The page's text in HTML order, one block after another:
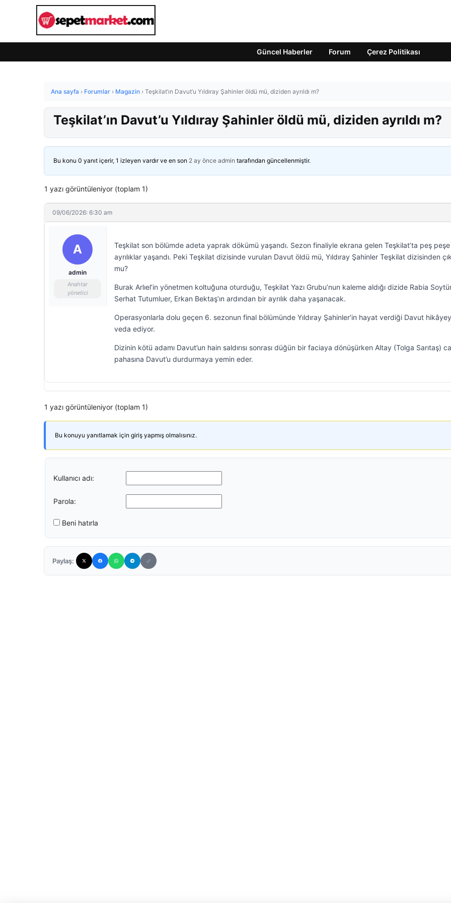
Güncel Haberler Forum Çerez Politikası
Ana sayfa › Forumlar › Magazin › Teşkilat’ın Davut’u Yıldıray Şahinler öldü mü, diziden ayrıldı m?
Teşkilat’ın Davut’u Yıldıray Şahinler öldü mü, diziden ayrıldı m?
Bu konu 0 yanıt içerir, 1 izleyen vardır ve en son 2 ay önce admin tarafından güncellenmiştir.
1 yazı görüntüleniyor (toplam 1)
09/06/2026: 6:30 am
A
admin
Anahtar
yönetici
Teşkilat son bölümde adeta yaprak dökümü yaşandı. Sezon finaliyle ekrana gelen Teşkilat’ta peş peşe
ayrılıklar yaşandı. Peki Teşkilat dizisinde vurulan Davut öldü mü, Yıldıray Şahinler Teşkilat dizisinden
mu?
Burak Arlıel’in yönetmen koltuğuna oturduğu, Teşkilat Yazı Grubu’nun kaleme aldığı dizide Rabia
Serhat Tutumluer, Erkan Bektaş’ın ardından bir ayrılık daha yaşanacak.
Operasyonlarla dolu geçen 6. sezonun final bölümünde Yıldıray Şahinler’in hayat verdiği Davut
veda ediyor.
Dizinin kötü adamı Davut’un hain saldırısı sonrası düğün bir faciaya dönüşürken Altay (Tolga Sarıtaş)
pahasına Davut’u durdurmaya yemin eder.
1 yazı görüntüleniyor (toplam 1)
Bu konuyu yanıtlamak için giriş yapmış olmalısınız.
Kullanıcı adı:
Parola:
Beni hatırla
Paylaş: